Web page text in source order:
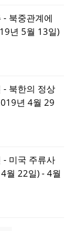
북중관계에
년 5월 13일)
- 북한의 정상
년 4월 29
- 미국 주류사
월 22일) - 4월